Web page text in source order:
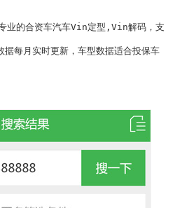
的合资车汽车Vin定型 , Vin解码，支
每月实时更新，车型数据适合投保车